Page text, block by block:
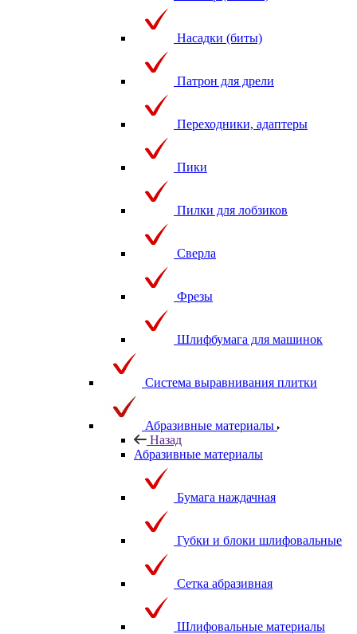
Насадки (биты)
Патрон для дрели
Переходники, адаптеры
Пики
Пилки для лобзиков
Сверла
Фрезы
Шлифбумага для машинок
Система выравнивания плитки
Абразивные материалы
Назад
Абразивные материалы
Бумага наждачная
Губки и блоки шлифовальные
Сетка абразивная
Шлифовальные материалы